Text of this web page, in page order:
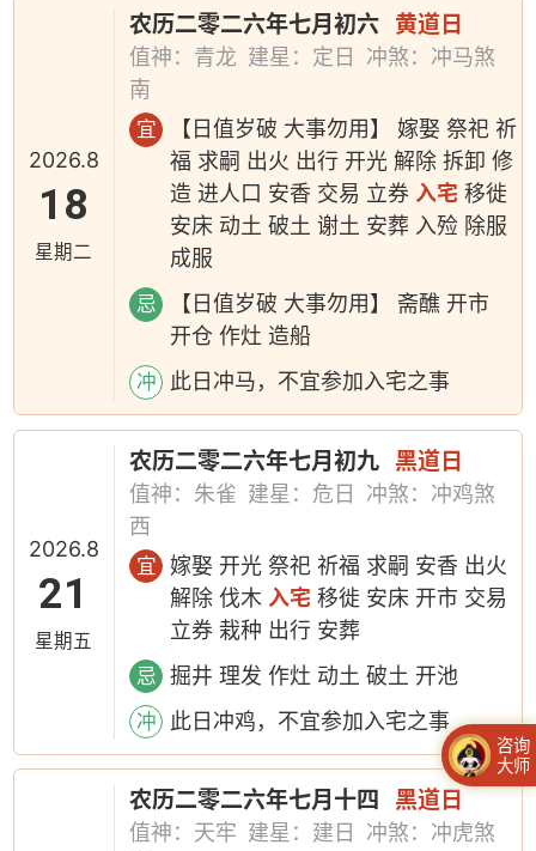
2026.8
18
星期二
农历二零二六年七月初六 黄道日
值神：青龙 建星：定日
冲煞：冲马煞
南
宜
【日值岁破 大事勿用】 嫁娶 祭祀 祈
福 求嗣 出火 出行 开光 解除 拆卸 修
造 进人口 安香 交易 立券 入宅 移徙
安床 动土 破土 谢土 安葬 入殓 除服
成服
忌
【日值岁破 大事勿用】 斋醮 开市
开仓 作灶 造船
冲 此日冲马，不宜参加入宅之事
2026.8
21
星期五
农历二零二六年七月初九 黑道日
值神：朱雀 建星：危日
冲煞：冲鸡煞
西
宜
嫁娶 开光 祭祀 祈福 求嗣 安香 出火
解除 伐木 入宅 移徙 安床 开市 交易
立券 栽种 出行 安葬
忌 掘井 理发 作灶 动土 破土 开池
冲 此日冲鸡，不宜参加入宅之事
农历二零二六年七月十四 黑道日
值神：天牢 建星：建日
冲煞：冲虎煞
咨询
大师